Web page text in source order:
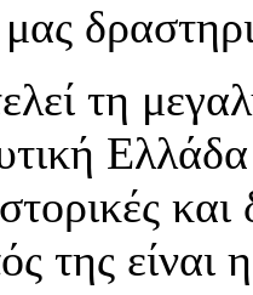
τη
της είναι